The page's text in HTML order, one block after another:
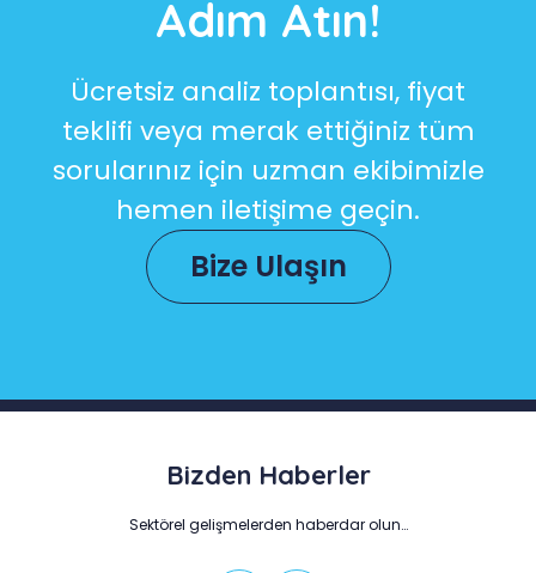
Adım Atın!
Ücretsiz analiz toplantısı, fiyat
teklifi veya merak ettiğiniz tüm
sorularınız için uzman ekibimizle
hemen iletişime geçin.
Bize Ulaşın
Bizden Haberler
Sektörel gelişmelerden haberdar olun…